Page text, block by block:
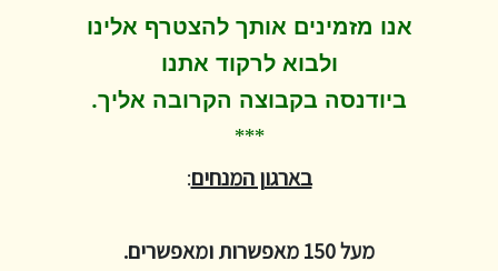
אנו מזמינים אותך להצטרף אלינו
ולבוא לרקוד אתנו
ביודנסה בקבוצה הקרובה אליך.
***
בארגון המנחים:
מעל 150 מאפשרות ומאפשרים.